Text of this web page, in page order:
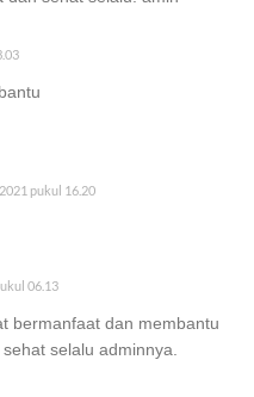
pukul 16.20
06.13
bermanfaat dan membantu
selalu adminnya.